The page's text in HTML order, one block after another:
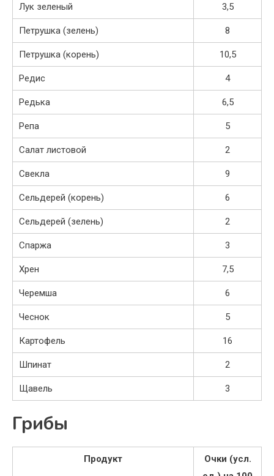
Лук зеленый 3,5
Петрушка (зелень) 8
Петрушка (корень) 10,5
Редис 4
Редька 6,5
Репа 5
Салат листовой 2
Свекла 9
Сельдерей (корень) 6
Сельдерей (зелень) 2
Спаржа 3
Хрен 7,5
Черемша 6
Чеснок 5
Картофель 16
Шпинат 2
Щавель 3
Грибы
Продукт
Очки (усл.